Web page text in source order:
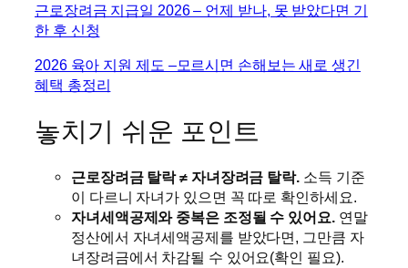
근로장려금 지급일 2026 – 언제 받나, 못 받았다면 기
한 후 신청
2026 육아 지원 제도 –모르시면 손해보는 새로 생긴
혜택 총정리
놓치기 쉬운 포인트
근로장려금 탈락 ≠ 자녀장려금 탈락. 소득 기준
이 다르니 자녀가 있으면 꼭 따로 확인하세요.
자녀세액공제와 중복은 조정될 수 있어요.연말
정산에서 자녀세액공제를 받았다면, 그만큼 자
녀장려금에서 차감될 수 있어요(확인 필요).